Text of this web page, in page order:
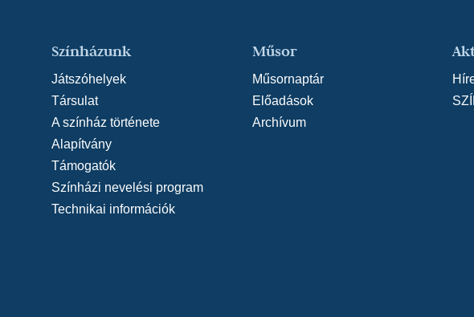
Színházunk
Játszóhelyek
Társulat
A színház története
Alapítvány
Támogatók
Színházi nevelési program
Technikai információk
Műsor
Műsornaptár
Előadások
Archívum